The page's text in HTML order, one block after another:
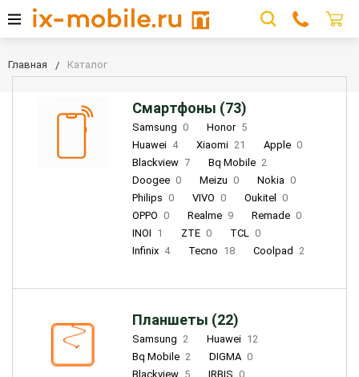
Главная Каталог
Смартфоны (73)
Samsung 0 Honor 5
Huawei 4 Xiaomi 21 Apple 0
Blackview 7 Bq Mobile 2
Doogee 0 Meizu 0 Nokia 0
Philips 0 VIVO 0 Oukitel
0
OPPO 0 Realme 9 Remade 0
INOI 1 ZTE 0 TCL 0
Infinix 4 Tecno 18 Coolpad 2
Планшеты (22)
Samsung 2 Huawei 12
Bq Mobile 2 DIGMA 0
Blackview 5 IRBIS 0